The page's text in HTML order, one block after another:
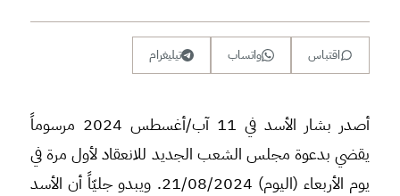
اقتباس واتساب تيليغرام
أصدر بشار الأسد في 11 آب/أغسطس 2024 مرسوماً
يقضي بدعوة مجلس الشعب الجديد للانعقاد لأول مرة في
يوم الأربعاء (اليوم) 21/08/2024. ويبدو جليّاً أن الأسد